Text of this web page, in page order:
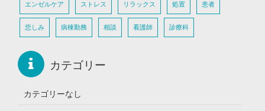
エンゼルケア ストレス リラックス 処置 患者
悲しみ 病棟勤務 相談 看護師 診療科
カテゴリー
カテゴリーなし